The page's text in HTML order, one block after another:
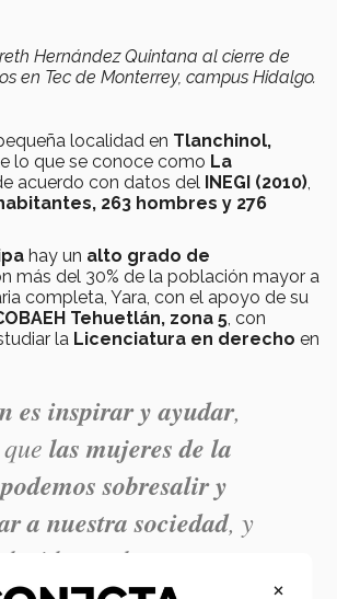
Hernández Quintana al cierre de
en Tec de Monterrey, campus Hidalgo.
localidad en Tlanchinol,
lo que se conoce como La
acuerdo con datos del INEGI (2010)
263 hombres y 276
hay un alto grado de
más del 30% de la población mayor a
completa, Yara, con el apoyo de su
Tehuetlán, zona 5 , con
la Licenciatura en derecho en
es inspirar y ayudar,
las mujeres de la
sobresalir y
a nuestra sociedad, y
por las
×